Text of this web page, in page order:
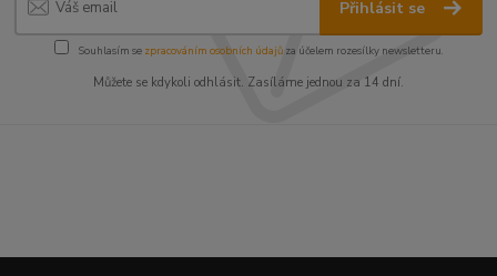
Přihlásit se
Souhlasím se zpracováním osobních údajůza účelem rozesílky newsletteru.
Můžete se kdykoli odhlásit. Zasíláme jednou za 14 dní.